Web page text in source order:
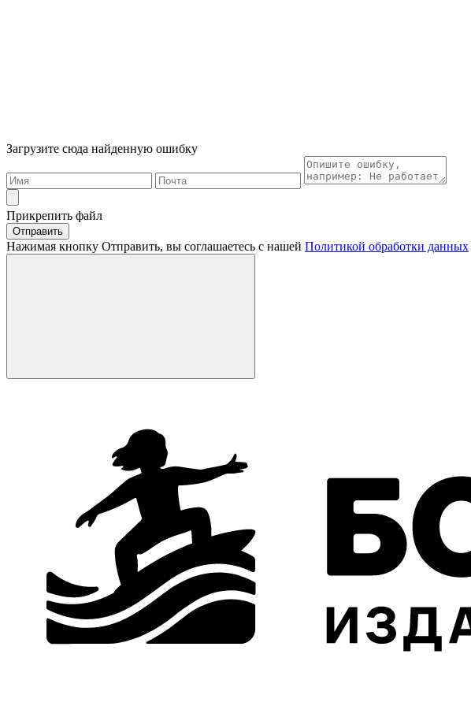
Загрузите сюда найденную ошибку
Прикрепить файл
Отправить
Нажимая кнопку Отправить, вы соглашаетесь с нашей Политикой обработки данных